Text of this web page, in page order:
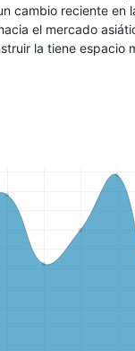
cambio reciente en
el mercado
la tiene espacio